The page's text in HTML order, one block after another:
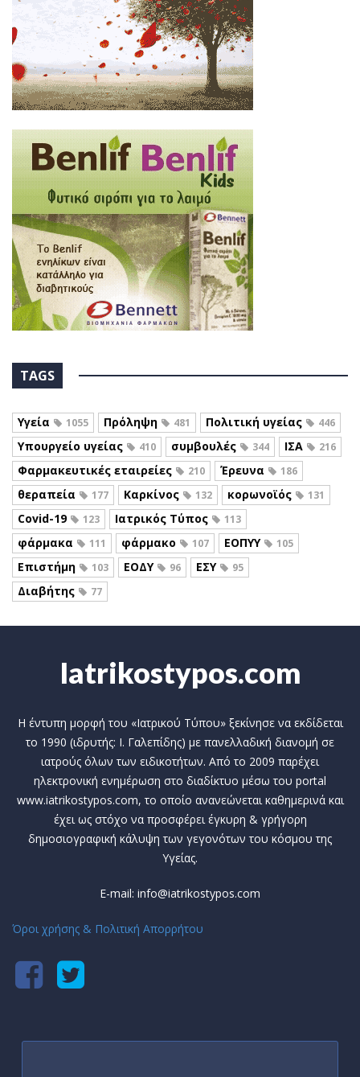
TAGS
Υγεία 1055 Πρόληψη 481 Πολιτική υγείας 446
Υπουργείο υγείας 410 συμβουλές 344 ΙΣΑ 216
Φαρμακευτικές εταιρείες 210 Έρευνα 186
θεραπεία 177 Καρκίνος 132 κορωνοϊός 131
Covid-19 123 Ιατρικός Τύπος 113
φάρμακα 111 φάρμακο 107 ΕΟΠΥΥ 105
Επιστήμη 103 ΕΟΔΥ 96 ΕΣΥ 95
Διαβήτης 77
Iatrikostypos.com
Η έντυπη μορφή του «Ιατρικού Τύπου» ξεκίνησε να εκδίδεται
το 1990 (ιδρυτής: Ι. Γαλεπίδης) με πανελλαδική διανομή σε
ιατρούς όλων των ειδικοτήτων. Από το 2009 παρέχει
ηλεκτρονική ενημέρωση στο διαδίκτυο μέσω του portal
www.iatrikostypos.com, το οποίο ανανεώνεται καθημερινά και
έχει ως στόχο να προσφέρει έγκυρη & γρήγορη
δημοσιογραφική κάλυψη των γεγονότων του κόσμου της
Υγείας.
E-mail: info@iatrikostypos.com
Όροι χρήσης & Πολιτική Απορρήτου